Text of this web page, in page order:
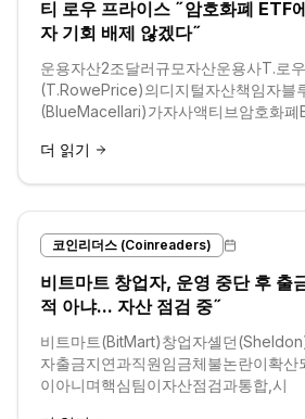
티 로우 프라이스 ˝암호화폐 ETF
자 기회 배제 않겠다˝
운용자산2조달러규모자산운용사T.로
(T.RowePrice)의디지털자산책임자블
(BlueMacellari)가자사액티브암호화폐
더 읽기
코인리더스 (Coinreaders)
비트마트 창업자, 운영 중단 후 출
적 아냐... 자산 점검 중˝
비트마트(BitMart)창업자셸던
자출금지연과직원임금체불논란이확산
이아니며핵심팀이자산점검과통합,시